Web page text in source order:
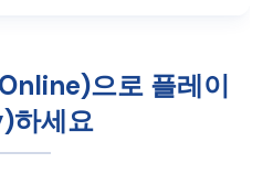
으로 플레이
하세요